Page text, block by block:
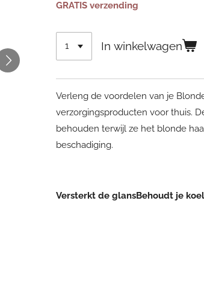
GRATIS verzending
In winkelwagen
Verleng de voordelen van je
verzorgingsproducten voor thuis.
behouden terwijl ze het blonde
beschadiging.
Versterkt de glansBehoudt je